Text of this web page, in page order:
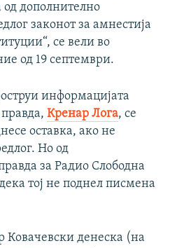
од дополнително
законот за амнестија
се вели во
од 19 септември.
информацијата
Кренар Лога, се
оставка, ако не
Но од
за Радио Слободна
тој не поднел писмена
денеска (на